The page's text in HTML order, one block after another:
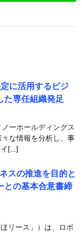
に活用するビジ
た専任組織発足
ーホールディングス
々な情報を分析し、事
イ[…]
スの推進を目的と
との基本合意書締
リース」）は、ロボ